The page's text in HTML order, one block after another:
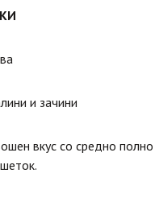
и зачини
вкус со средно